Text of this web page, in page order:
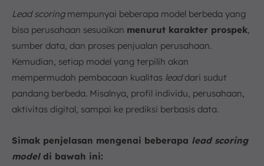
Lead scoringmempunyai beberapa model berbeda yang
bisa perusahaan sesuaikan menurut karakter prospek
sumber data, dan proses penjualan perusahaan.
Kemudian, setiap model yang terpilih akan
mempermudah pembacaan kualitas leaddari sudut
pandang berbeda. Misalnya, profil individu, perusahaan,
aktivitas digital, sampai ke prediksi berbasis data.
Simak penjelasan mengenai beberapa lead scoring
modeldi bawah ini: